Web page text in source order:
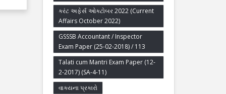
કરંટ અફેર્સ ઓક્ટોબર 2022 (Current
Affairs October 2022)
GSSSB Accountant / Inspector
Exam Paper (25-02-2018) / 113
Talati cum Mantri Exam Paper (12-
2-2017) (SA-4-11)
વાક્યના પ્રકારો